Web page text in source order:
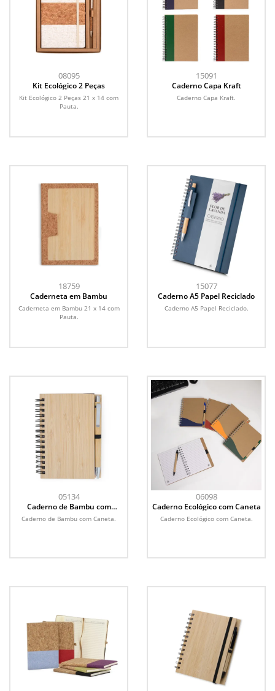
08095
Kit Ecológico 2 Peças
Kit Ecológico 2 Peças 21 x 14 com
Pauta.
15091
Caderno Capa Kraft
Caderno Capa Kraft.
18759
Caderneta em Bambu
Caderneta em Bambu 21 x 14 com
Pauta.
15077
Caderno A5 Papel Reciclado
Caderno A5 Papel Reciclado.
05134
Caderno de Bambu com
Caneta
Caderno de Bambu com Caneta.
06098
Caderno Ecológico com Caneta
Caderno Ecológico com Caneta.